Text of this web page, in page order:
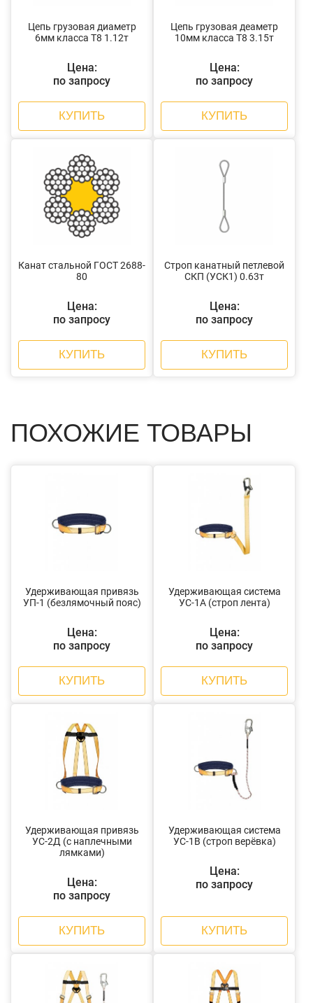
Цепь грузовая диаметр
6мм класса Т8 1.12т
Цена:
по запросу
КУПИТЬ
Цепь грузовая деаметр
10мм класса Т8 3.15т
Цена:
по запросу
КУПИТЬ
Канат стальной ГОСТ 2688-
80
Цена:
по запросу
КУПИТЬ
Строп канатный петлевой
СКП (УСК1) 0.63т
Цена:
по запросу
КУПИТЬ
ПОХОЖИЕ ТОВАРЫ
Удерживающая привязь
УП-1 (безлямочный пояс)
Цена:
по запросу
КУПИТЬ
Удерживающая система
УС-1А (строп лента)
Цена:
по запросу
КУПИТЬ
Удерживающая привязь
УС-2Д (с наплечными
лямками)
Цена:
по запросу
КУПИТЬ
Удерживающая система
УС-1В (строп верёвка)
Цена:
по запросу
КУПИТЬ